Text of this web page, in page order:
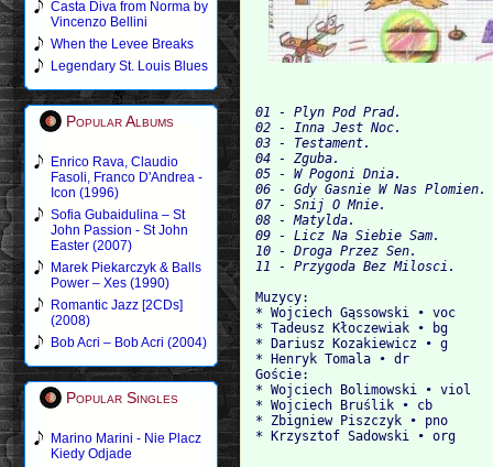
Casta Diva from Norma by
Vincenzo Bellini
When the Levee Breaks
Legendary St. Louis Blues
Popular Albums
Enrico Rava, Claudio
Fasoli, Franco D'Andrea -
Icon (1996)
Sofia Gubaidulina – St
John Passion - St John
Easter (2007)
Marek Piekarczyk & Balls
Power – Xes (1990)
Romantic Jazz [2CDs]
(2008)
Bob Acri – Bob Acri (2004)
Popular Singles
Marino Marini - Nie Placz
Kiedy Odjade
01 - Plyn Pod
02 - Inna Jest Noc.
03 - Testament.
04 - Zguba.
05 - W Pogoni Dnia.
06 - Gdy Gasnie W Nas Plomien.
07 - Snij O Mnie.
08 - Matylda.
09 - Licz Na Siebie Sam.
10 - Droga Przez Sen.
11 - Przygoda Bez
Muzycy:
* Wojciech Gąssowski • voc
* Tadeusz Kłoczewiak • bg
* Dariusz Kozakiewicz • g
* Henryk Tomala • dr
Goście:
* Wojciech Bolimowski • viol
* Wojciech Bruślik • cb
* Zbigniew Piszczyk • pno
* Krzysztof Sadowski • org